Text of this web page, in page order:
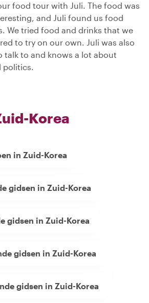
food tour with Juli. The food was
and Juli found us food
We tried food and drinks that we
to try on our own. Juli was also
talk to and knows a lot about
politics.
Korea
in Zuid-Korea
gidsen in Zuid-Korea
gidsen in Zuid-Korea
gidsen in Zuid-Korea
gidsen in Zuid-Korea